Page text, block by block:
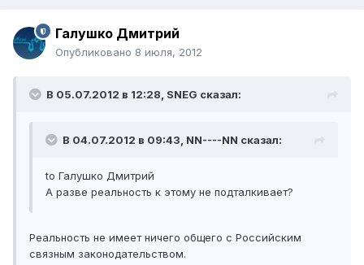
Галушко Дмитрий
Опубликовано 8 июля, 2012
В 05.07.2012 в 12:28, SNEG сказал:
В 04.07.2012 в 09:43, NN----NN сказал:
to Галушко Дмитрий
А разве реальность к этому не подталкивает?
Реальность не имеет ничего общего с Российским
связным законодательством.